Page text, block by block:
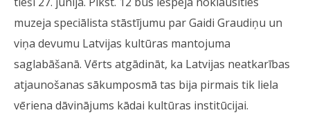
muzeja speciālista stāstījumu par Gaidi Graudiņu un
viņa devumu Latvijas kultūras mantojuma
saglabāšanā. Vērts atgādināt, ka Latvijas neatkarības
atjaunošanas sākumposmā tas bija pirmais tik liela
vēriena dāvinājums kādai kultūras institūcijai.